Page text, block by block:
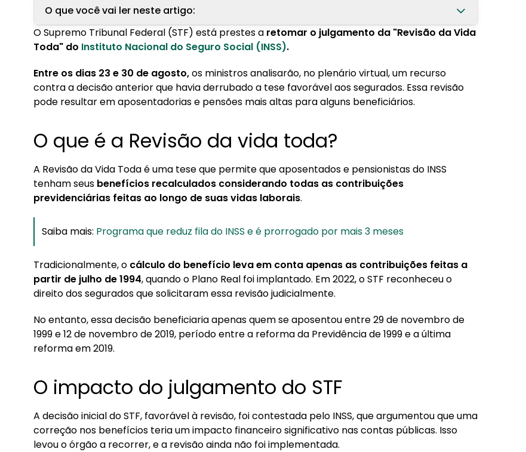
O que você vai ler neste artigo:
1. O que é a Revisão da vida toda?
2. O impacto do julgamento do STF
3. Quem tem direito à Revisão?
O Supremo Tribunal Federal (STF) está prestes a retomar o julgamento da "Revisão da Vida
Toda" do Instituto Nacional do Seguro Social (INSS).
Entre os dias 23 e 30 de agosto,os ministros analisarão, no plenário virtual, um recurso
contra a decisão anterior que havia derrubado a tese favorável aos segurados. Essa revisão
pode resultar em aposentadorias e pensões mais altas para alguns beneficiários.
O que é a Revisão da vida toda?
A Revisão da Vida Toda é uma tese que permite que aposentados e pensionistas do INSS
tenham seus benefícios recalculados considerando todas as contribuições
previdenciárias feitas ao longo de suas vidas laborais.
Saiba mais: Programa que reduz fila do INSS e é prorrogado por mais 3 meses
Tradicionalmente, o cálculo do benefício leva em conta apenas as contribuições feitas a
partir de julho de 1994, quando o Plano Real foi implantado. Em 2022, o STF reconheceu o
direito dos segurados que solicitaram essa revisão judicialmente.
No entanto, essa decisão beneficiaria apenas quem se aposentou entre 29 de novembro de
1999 e 12 de novembro de 2019, período entre a reforma da Previdência de 1999 e a última
reforma em 2019.
O impacto do julgamento do STF
A decisão inicial do STF, favorável à revisão, foi contestada pelo INSS, que argumentou que uma
correção nos benefícios teria um impacto financeiro significativo nas contas públicas. Isso
levou o órgão a recorrer, e a revisão ainda não foi implementada.